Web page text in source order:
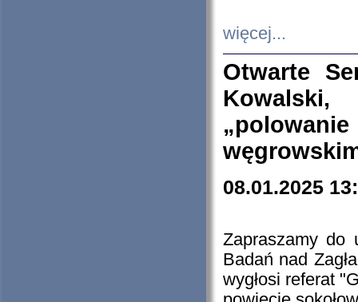
więcej...
Otwarte
08.01.2025
Zapraszamy do
Badań nad
wygłosi referat